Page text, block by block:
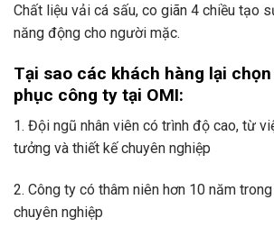
Chất liệu vải cá sấu, co giãn 4 chiều tạo
năng động cho người mặc.
Tại sao các khách hàng lại
phục công ty tại OMI:
1. Đội ngũ nhân viên có trình độ cao, từ
tưởng và thiết kế chuyên nghiệp
2. Công ty có thâm niên hơn 10 năm
chuyên nghiệp